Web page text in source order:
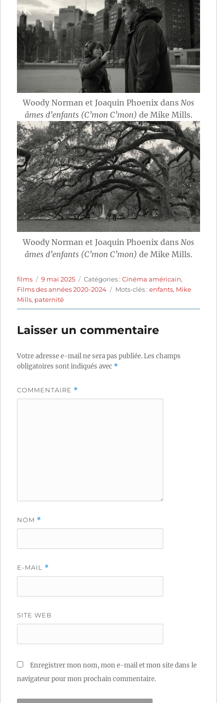
Woody Norman et Joaquin Phoenix dans Nos
âmes d’enfants (C’mon C’mon) de Mike Mills.
Woody Norman et Joaquin Phoenix dans Nos
âmes d’enfants (C’mon C’mon) de Mike Mills.
Auteur
films
Publié
le
9 mai 2025 Catégories
Catégories :Cinéma américain,
Films des années 2020-2024
Étiquettes
Mots-clés :enfants, Mike
Mills, paternité
Laisser un commentaire
Votre adresse e-mail ne sera pas publiée.Les champs
obligatoires sont indiqués avec *
COMMENTAIRE *
NOM *
E-MAIL *
SITE WEB
Enregistrer mon nom, mon e-mail et mon site dans le
navigateur pour mon prochain commentaire.